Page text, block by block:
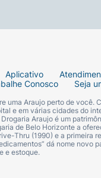
Aplicativo
Conosco Seja
uma Araujo perto de
e em várias cidades do
Araujo é um
de Belo Horizonte a
Thru (1990) e a primeira
dá nome
e estoque.